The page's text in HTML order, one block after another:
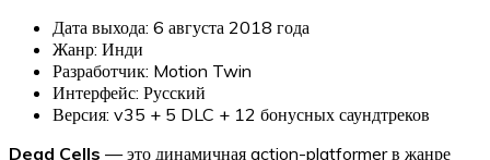
Дата выхода: 6 августа 2018 года
Жанр: Инди
Разработчик: Motion Twin
Интерфейс: Русский
Версия: v35 + 5 DLC + 12 бонусных саундтреков
Dead Cells — это динамичная action-platformer в жанре